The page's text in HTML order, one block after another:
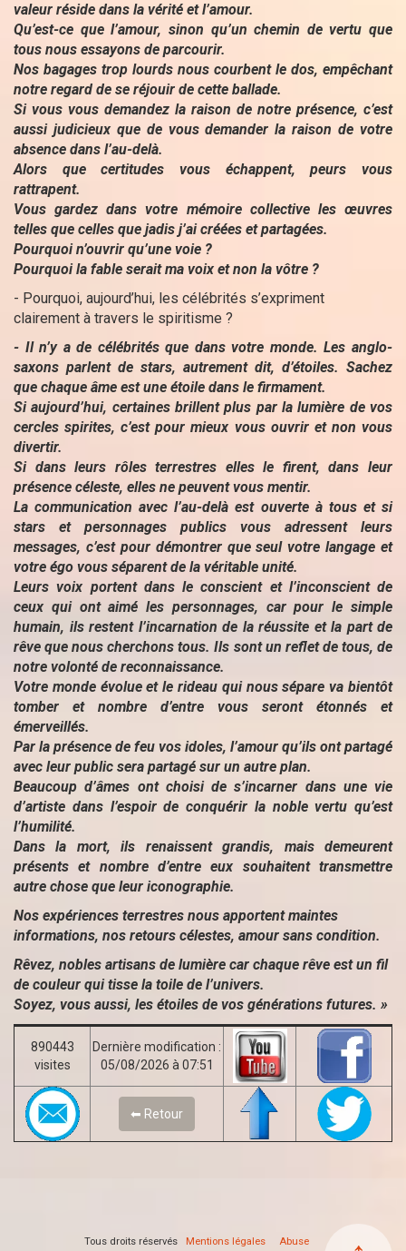
valeur réside dans la vérité et l’amour.
Qu’est-ce que l’amour, sinon qu’un chemin de vertu que
tous nous essayons de parcourir.
Nos bagages trop lourds nous courbent le dos, empêchant
notre regard de se réjouir de cette ballade.
Si vous vous demandez la raison de notre présence, c’est
aussi judicieux que de vous demander la raison de votre
absence dans l’au-delà.
Alors que certitudes vous échappent, peurs vous
rattrapent.
Vous gardez dans votre mémoire collective les œuvres
telles que celles que jadis j’ai créées et partagées.
Pourquoi n’ouvrir qu’une voie ?
Pourquoi la fable serait ma voix et non la vôtre ?
- Pourquoi, aujourd’hui, les célébrités s’expriment
clairement à travers le spiritisme ?
- Il n’y a de célébrités que dans votre monde. Les anglo-
saxons parlent de stars, autrement dit, d’étoiles. Sachez
que chaque âme est une étoile dans le firmament.
Si aujourd’hui, certaines brillent plus par la lumière de vos
cercles spirites, c’est pour mieux vous ouvrir et non vous
divertir.
Si dans leurs rôles terrestres elles le firent, dans leur
présence céleste, elles ne peuvent vous mentir.
La communication avec l’au-delà est ouverte à tous et si
stars et personnages publics vous adressent leurs
messages, c’est pour démontrer que seul votre langage et
votre égo vous séparent de la véritable unité.
Leurs voix portent dans le conscient et l’inconscient de
ceux qui ont aimé les personnages, car pour le simple
humain, ils restent l’incarnation de la réussite et la part de
rêve que nous cherchons tous. Ils sont un reflet de tous, de
notre volonté de reconnaissance.
Votre monde évolue et le rideau qui nous sépare va bientôt
tomber et nombre d’entre vous seront étonnés et
émerveillés.
Par la présence de feu vos idoles, l’amour qu’ils ont partagé
avec leur public sera partagé sur un autre plan.
Beaucoup d’âmes ont choisi de s’incarner dans une vie
d’artiste dans l’espoir de conquérir la noble vertu qu’est
l’humilité.
Dans la mort, ils renaissent grandis, mais demeurent
présents et nombre d’entre eux souhaitent transmettre
autre chose que leur iconographie.
Nos expériences terrestres nous apportent maintes
informations, nos retours célestes, amour sans condition.
Rêvez, nobles artisans de lumière car chaque rêve est un fil
de couleur qui tisse la toile de l’univers.
Soyez, vous aussi, les étoiles de vos générations futures. »
890443
visites
Dernière modification :
05/08/2026 à 07:51
⬅ Retour
Tous droits réservés Mentions légales Abuse